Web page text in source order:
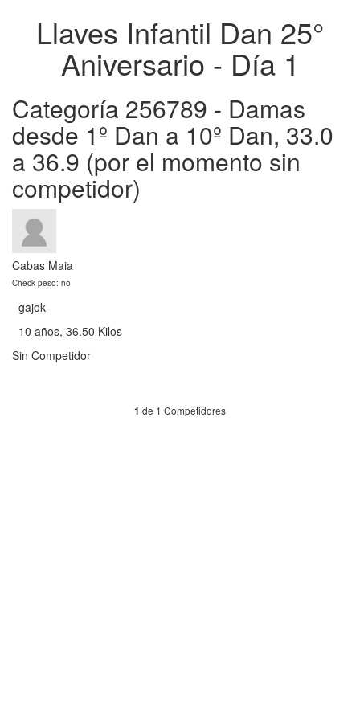
Llaves Infantil Dan 25°
Aniversario - Día 1
Categoría 256789 - Damas
desde 1º Dan a 10º Dan, 33.0
a 36.9 (por el momento sin
competidor)
Cabas Maia
Check peso: no
gajok
10 años, 36.50 Kilos
Sin Competidor
1 de 1 Competidores